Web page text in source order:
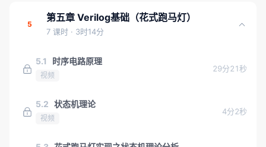
5
第五章 Verilog基础（花式跑马灯）
7 课时 · 3时14分
5.1 时序电路原理
视频
29分21秒
5.2 状态机理论
视频
4分2秒